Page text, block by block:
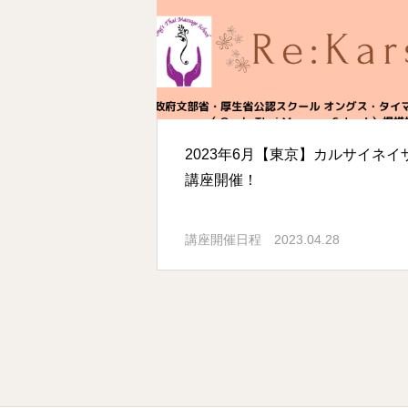
2023年6月【東京】カルサイネイ
講座開催！
講座開催日程 2023.04.28